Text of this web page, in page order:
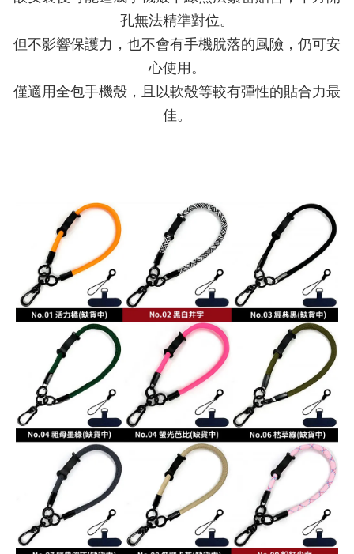
孔無法精準對位。
但不影響保護力，也不會有手機脫落的風險，仍可安
心使用。
僅適用全包手機殼，且以軟殼等較有彈性的貼合力最
佳。